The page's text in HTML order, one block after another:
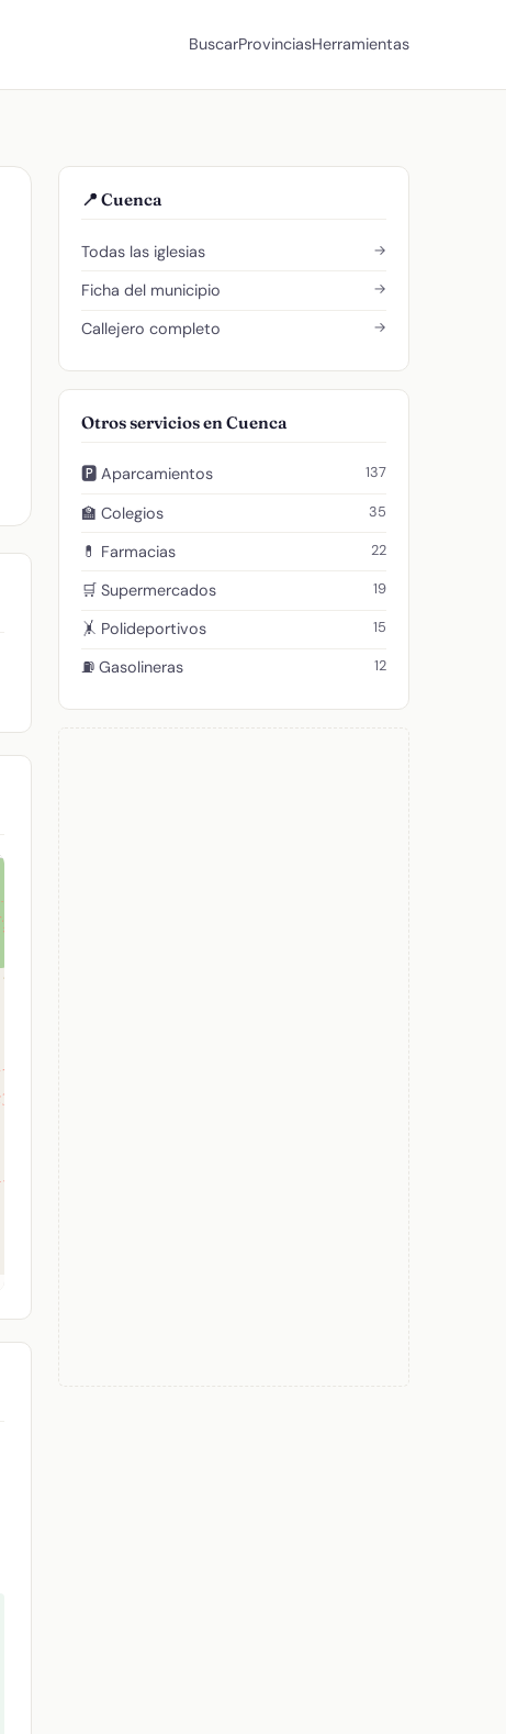
BuscarProvinciasHerramientas
📍 Cuenca
Todas las iglesias →
Ficha del municipio →
Callejero completo →
Otros servicios en Cuenca
🅿️ Aparcamientos 137
🏫 Colegios 35
💊 Farmacias 22
🛒 Supermercados 19
🤸 Polideportivos 15
⛽ Gasolineras 12